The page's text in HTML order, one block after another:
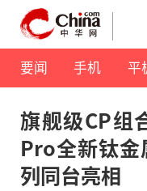
要闻 手机 平
旗舰级CP组
Pro全新钛
列同台亮相